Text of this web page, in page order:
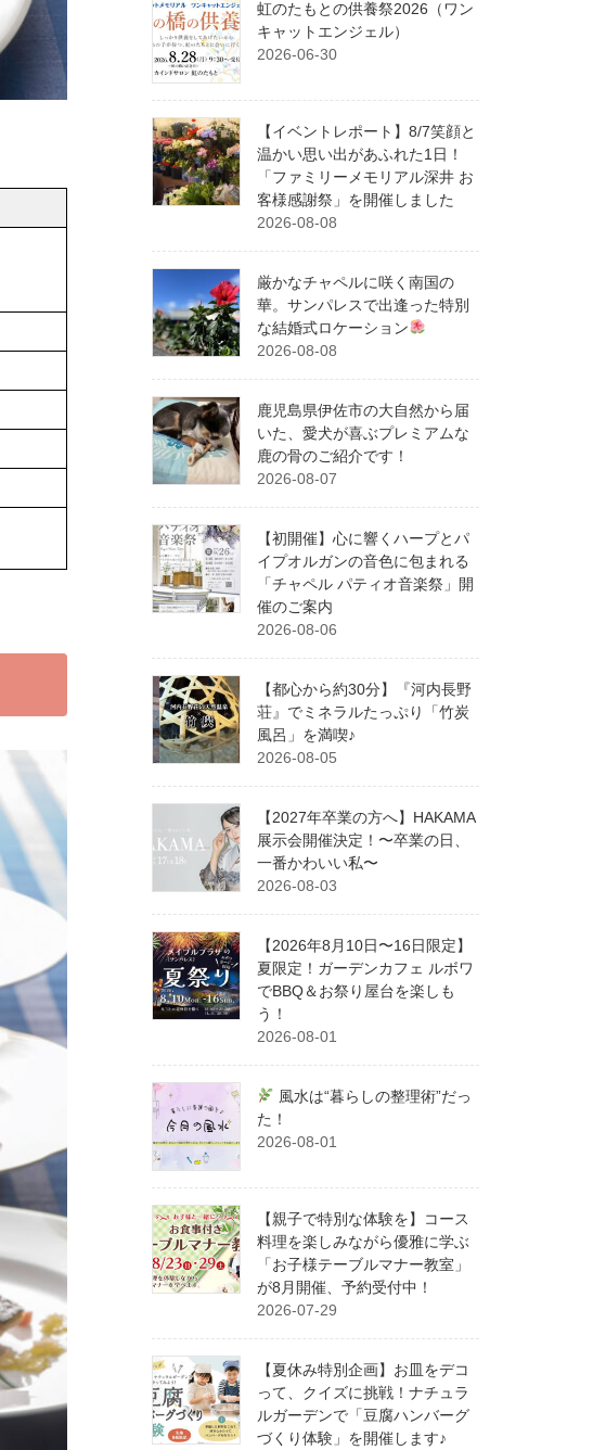
虹のたもとの供養祭2026（ワン
キャットエンジェル）
2026-06-30
【イベントレポート】8/7笑顔と
温かい思い出があふれた1日！
「ファミリーメモリアル深井 お
客様感謝祭」を開催しました
2026-08-08
厳かなチャペルに咲く南国の
華。サンパレスで出逢った特別
な結婚式ロケーション
2026-08-08
鹿児島県伊佐市の大自然から届
いた、愛犬が喜ぶプレミアムな
鹿の骨のご紹介です！
2026-08-07
【初開催】心に響くハープとパ
イプオルガンの音色に包まれる
「チャペル パティオ音楽祭」開
催のご案内
2026-08-06
【都心から約30分】『河内長野
荘』でミネラルたっぷり「竹炭
風呂」を満喫♪
2026-08-05
【2027年卒業の方へ】HAKAMA
展示会開催決定！〜卒業の日、
一番かわいい私〜
2026-08-03
【2026年8月10日〜16日限定】
夏限定！ガーデンカフェ ルボワ
でBBQ＆お祭り屋台を楽しも
う！
2026-08-01
風水は“暮らしの整理術”だっ
た！
2026-08-01
【親子で特別な体験を】コース
料理を楽しみながら優雅に学ぶ
「お子様テーブルマナー教室」
が8月開催、予約受付中！
2026-07-29
【夏休み特別企画】お皿をデコ
って、クイズに挑戦！ナチュラ
ルガーデンで「豆腐ハンバーグ
づくり体験」を開催します♪